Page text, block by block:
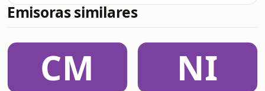
Emisoras similares
CM NI